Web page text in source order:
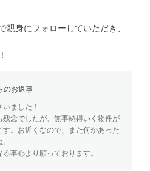
親身にフォローしていただき、
のお返事
ました！
念でしたが、無事納得いく物件が
。お近くなので、また何かあった
事心より願っております。